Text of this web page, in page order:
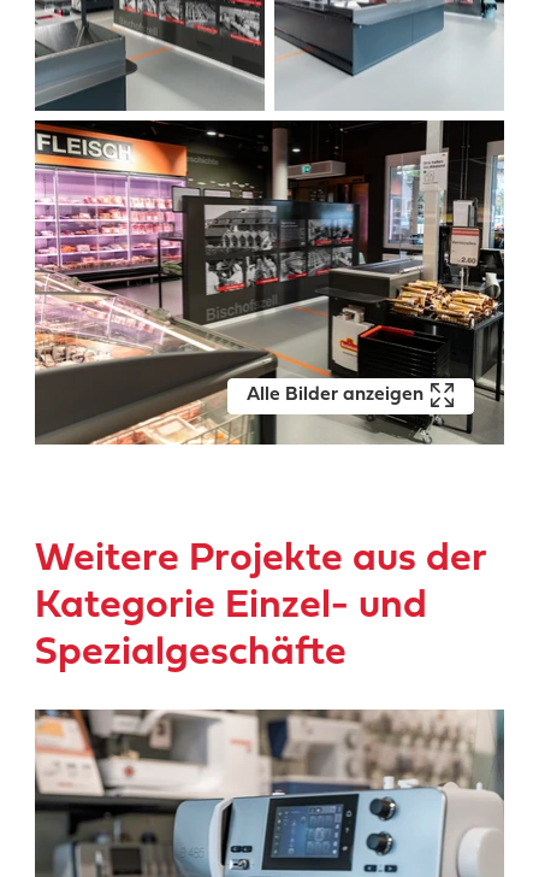
Alle Bilder anzeigen
Weitere Projekte aus der
Kategorie Einzel- und
Spezialgeschäfte